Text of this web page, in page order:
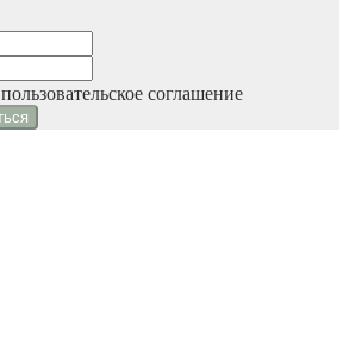
пользовательское соглашение